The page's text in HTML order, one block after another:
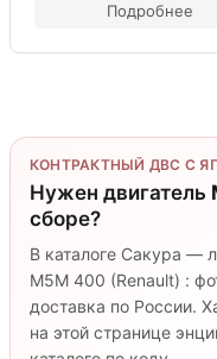
Подробнее
КОНТРАКТНЫЙ ДВС С
Нужен двигатель
сборе?
В каталоге Сакура —
M5M 400 (Renault) :
доставка по России.
на этой странице